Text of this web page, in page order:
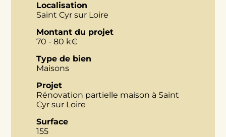
Localisation
Saint Cyr sur Loire
Montant du projet
70 - 80 k€
Type de bien
Maisons
Projet
Rénovation partielle maison à Saint
Cyr sur Loire
Surface
155